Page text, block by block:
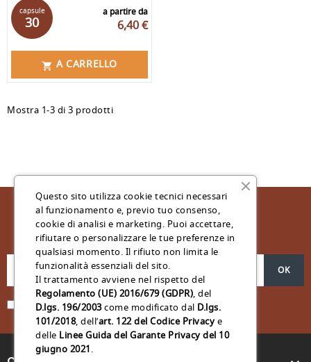
a partire da
6,40 €
capsule
30
 A CARRELLO
Mostra 1-3 di 3 prodotti
Iscriviti Alla Nostra Newsletter
Acconsento al trattamento dei miei dati personali *
Questo sito utilizza cookie tecnici necessari
al funzionamento e, previo tuo consenso,
cookie di analisi e marketing. Puoi accettare,
rifiutare o personalizzare le tue preferenze in
qualsiasi momento. Il rifiuto non limita le
funzionalità essenziali del sito.
Il trattamento avviene nel rispetto del
Regolamento (UE) 2016/679 (GDPR), del
D.lgs. 196/2003come modificato dal D.lgs.
101/2018, dell’art. 122 del Codice Privacye
delle Linee Guida del Garante Privacy del 10
giugno 2021.